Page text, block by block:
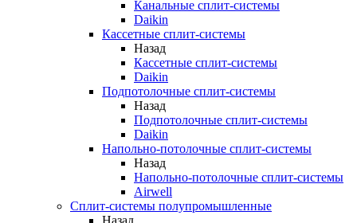
Канальные сплит-системы
Daikin
Кассетные сплит-системы
Назад
Кассетные сплит-системы
Daikin
Подпотолочные сплит-системы
Назад
Подпотолочные сплит-системы
Daikin
Напольно-потолочные сплит-системы
Назад
Напольно-потолочные сплит-системы
Airwell
Сплит-системы полупромышленные
Назад